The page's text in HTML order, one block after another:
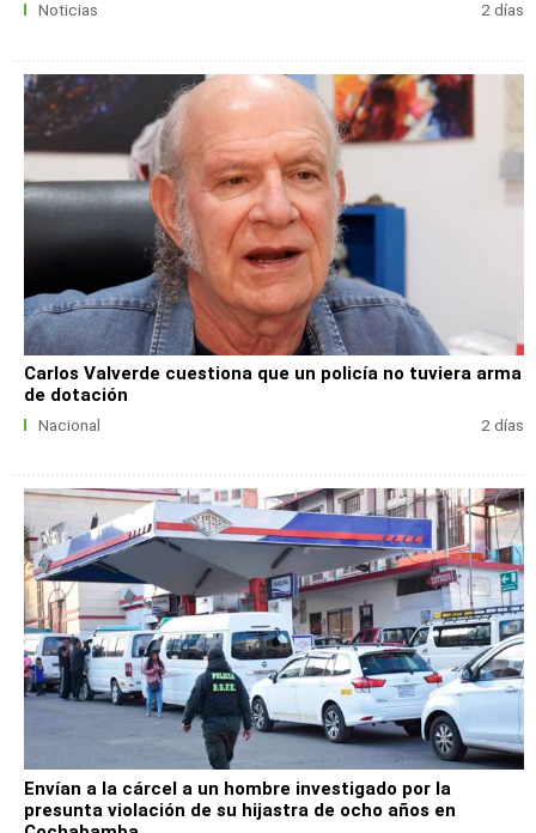
Noticias 2 días
Carlos Valverde cuestiona que un policía no tuviera arma
de dotación
Nacional 2 días
Envían a la cárcel a un hombre investigado por la
presunta violación de su hijastra de ocho años en